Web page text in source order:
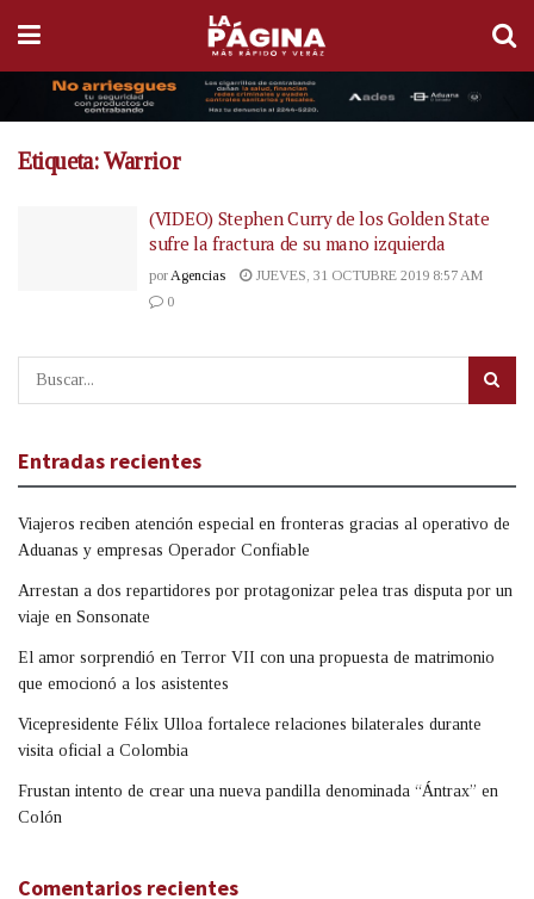
Etiqueta:Warrior
(VIDEO) Stephen Curry de los Golden State
sufre la fractura de su mano izquierda
por Agencias
JUEVES, 31 OCTUBRE 2019 8:57 AM
0
Entradas recientes
Viajeros reciben atención especial en fronteras gracias al operativo de
Aduanas y empresas Operador Confiable
Arrestan a dos repartidores por protagonizar pelea tras disputa por un
viaje en Sonsonate
El amor sorprendió en Terror VII con una propuesta de matrimonio
que emocionó a los asistentes
Vicepresidente Félix Ulloa fortalece relaciones bilaterales durante
visita oficial a Colombia
Frustan intento de crear una nueva pandilla denominada “Ántrax” en
Colón
Comentarios recientes